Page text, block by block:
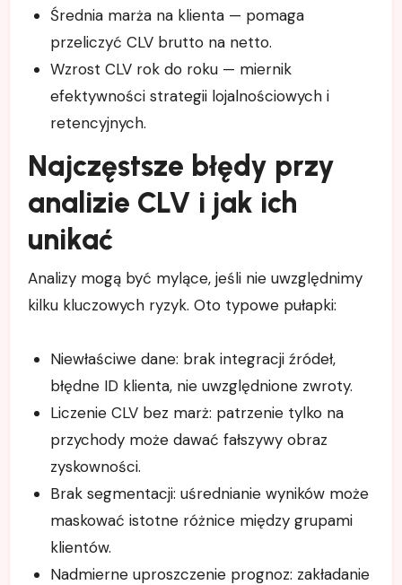
Średnia marża na klienta — pomaga
przeliczyć CLV brutto na netto.
Wzrost CLV rok do roku — miernik
efektywności strategii lojalnościowych i
retencyjnych.
Najczęstsze błędy przy
analizie CLV i jak ich
unikać
Analizy mogą być mylące, jeśli nie uwzględnimy
kilku kluczowych ryzyk. Oto typowe pułapki:
Niewłaściwe dane: brak integracji źródeł,
błędne ID klienta, nie uwzględnione zwroty.
Liczenie CLV bez marż: patrzenie tylko na
przychody może dawać fałszywy obraz
zyskowności.
Brak segmentacji: uśrednianie wyników może
maskować istotne różnice między grupami
klientów.
Nadmierne uproszczenie prognoz: zakładanie